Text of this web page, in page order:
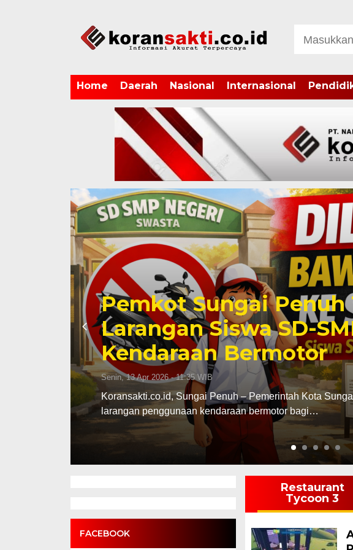
Home Daerah Nasional Internasional
Pemkot Sungai
Larangan Siswa SD-
Kendaraan Bermotor
Senin, 13 Apr 2026 - 11:35 WIB
Koransakti.co.id, Sungai Penuh – Pemerintah Kota
larangan penggunaan kendaraan bermotor bagi…
FACEBOOK
Restaurant
Tycoon 3